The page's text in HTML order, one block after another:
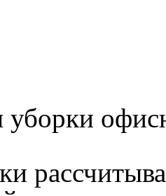
уборки